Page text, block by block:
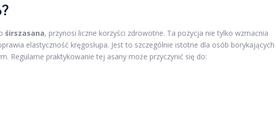
śirszasana, przynosi liczne korzyści zdrowotne. Ta pozycja nie tylko wzmacnia
elastyczność kręgosłupa. Jest to szczególnie istotne dla osób borykających
Regularne praktykowanie tej asany może przyczynić się do: